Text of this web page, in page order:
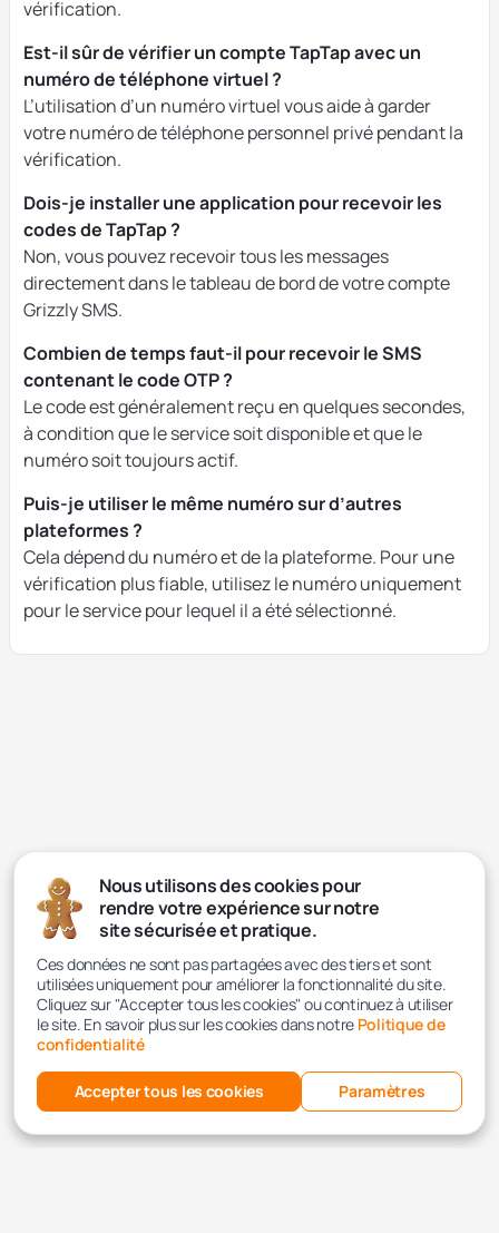
vérification.
Est-il sûr de vérifier un compte TapTap avec un
numéro de téléphone virtuel ?
L’utilisation d’un numéro virtuel vous aide à garder
votre numéro de téléphone personnel privé pendant la
vérification.
Dois-je installer une application pour recevoir les
codes de TapTap ?
Non, vous pouvez recevoir tous les messages
directement dans le tableau de bord de votre compte
Grizzly SMS.
Combien de temps faut-il pour recevoir le SMS
contenant le code OTP ?
Le code est généralement reçu en quelques secondes,
à condition que le service soit disponible et que le
numéro soit toujours actif.
Puis-je utiliser le même numéro sur d’autres
plateformes ?
Cela dépend du numéro et de la plateforme. Pour une
vérification plus fiable, utilisez le numéro uniquement
pour le service pour lequel il a été sélectionné.
Nous utilisons des cookies pour
rendre votre expérience sur notre
site sécurisée et pratique.
Ces données ne sont pas partagées avec des tiers et sont
utilisées uniquement pour améliorer la fonctionnalité du site.
Cliquez sur "Accepter tous les cookies" ou continuez à utiliser
le site. En savoir plus sur les cookies dans notre Politique de
confidentialité
Accepter tous les cookies Paramètres